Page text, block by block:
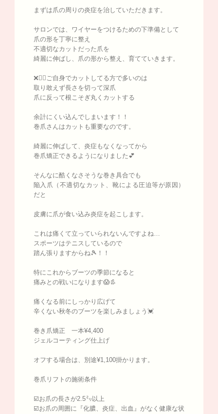
まずは爪の周りの炎症を治していただきます。
サロンでは、ワイヤーをつけるための下準備として
爪の形を丁寧に整え
不適切なカットだった爪を
綺麗に伸ばし、爪の形から整え、育てていきます。
❌🙅‍♀️ご自身でカットしてる方で多いのは
取り敢えず長さを切って深爪
爪に反って根こそぎ丸くカットする
余計にくい込んでしまいます！！
巻爪さんはカットも重要なのです。
綺麗に伸ばして、炎症もなくなってから
巻爪矯正できるようになりました💕
そんなに酷くなさそうな巻き具合でも
陥入爪（不適切なカット、靴による圧迫等が原因）
だと
皮膚に爪が食い込み炎症を起こします。
これは痛くて立っていられないんですよね…
スポーツはテニスしているので
踏ん張りますからね🎾！！
特にこれからブーツの季節になると
痛みとの戦いになります😱👢
痛くなる前にしっかり広げて
辛くない秋冬のブーツを楽しみましょう💓
巻き爪矯正 一本¥4,400
ジェルコーティング仕上げ
オフする場合は、別途¥1,100掛かります。
巻爪リフトの施術条件
☑️お爪の長さが2.5㍉以上
☑️お爪の周囲に『化膿、炎症、出血』がなく健康な状